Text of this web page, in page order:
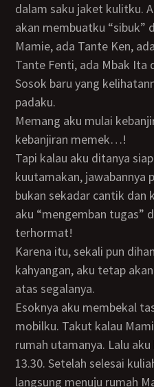
dalam saku jaket kulitku.
akan membuatku “sibuk”
Mamie, ada Tante Ken,
Tante Fenti, ada Mbak Ita
Sosok baru yang
padaku.
Memang aku mulai kebanjiran perempuan…
kebanjiran memek…!
Tapi kalau aku ditanya siapa yang paling wajib
kuutamakan, jawabannya
bukan sekadar cantik dan
aku “mengemban tugas”
terhormat!
Karena itu, sekali pun dihampiri oleh bidadari dari
kahyangan, aku tetap
atas segalanya.
Esoknya aku membekal tas pakaian di dalam
mobilku. Takut kalau
rumah utamanya. Lalu
13.30. Setelah selesai
langsung menuju rumah